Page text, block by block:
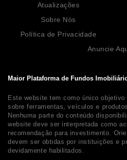
Maior Plataforma de Fundos
Este website tem como único
sobre ferramentas, veículos e
Nenhuma parte do conteúdo
website deve ser interpretada como
recomendação para investimento.
devem ser obtidas por instituições e
devidamente habilitados.
Atualizações
Sobre Nós
Política de Privacidade
Anuncie